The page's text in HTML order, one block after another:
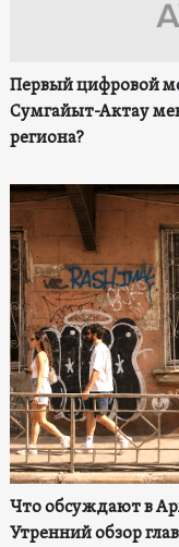
Первый цифровой
Сумгайыт-Актау
региона?
Что обсуждают в
Утренний обзор